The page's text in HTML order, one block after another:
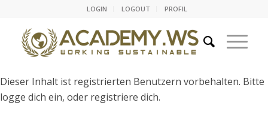
LOGIN LOGOUT PROFIL
Dieser Inhalt ist registrierten Benutzern vorbehalten. Bitte
logge dich ein, oder registriere dich.